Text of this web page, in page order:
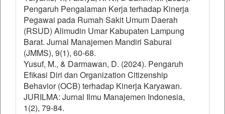
Pengaruh Pengalaman Kerja terhadap Kinerja
Pegawai pada Rumah Sakit Umum Daerah
(RSUD) Alimudin Umar Kabupaten Lampung
Barat. Jurnal Manajemen Mandiri Saburai
(JMMS), 9(1), 60-68.
Yusuf, M., & Darmawan, D. (2024). Pengaruh
Efikasi Diri dan Organization Citizenship
Behavior (OCB) terhadap Kinerja Karyawan.
JURILMA: Jurnal Ilmu Manajemen Indonesia,
1(2), 79-84.